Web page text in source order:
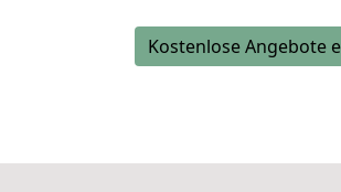
Kostenlose Angebote